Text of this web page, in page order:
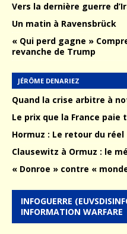
Vers la dernière guerre
Un matin à Ravensbrück
« Qui perd gagne »
revanche de Trump
JÉRÔME DENARIEZ
Quand la crise arbitre à
Le prix que la France paie
Hormuz : Le retour du réel
Clausewitz à Ormuz : le
« Donroe » contre «
INFOGUERRE
INFORMATION WARFARE